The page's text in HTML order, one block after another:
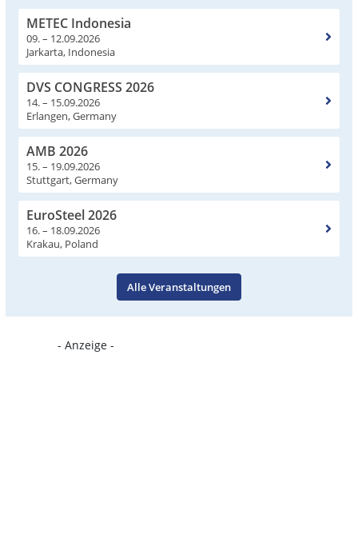
METEC Indonesia
09. – 12.09.2026
Jarkarta, Indonesia
DVS CONGRESS 2026
14. – 15.09.2026
Erlangen, Germany
AMB 2026
15. – 19.09.2026
Stuttgart, Germany
EuroSteel 2026
16. – 18.09.2026
Krakau, Poland
Alle Veranstaltungen
- Anzeige -